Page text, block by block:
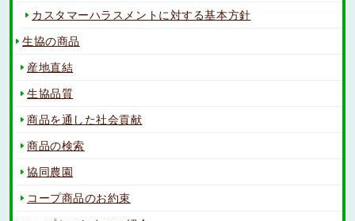
カスタマーハラスメントに対する基本方針
生協の商品
産地直結
生協品質
商品を通した社会貢献
商品の検索
協同農園
コープ商品のお約束